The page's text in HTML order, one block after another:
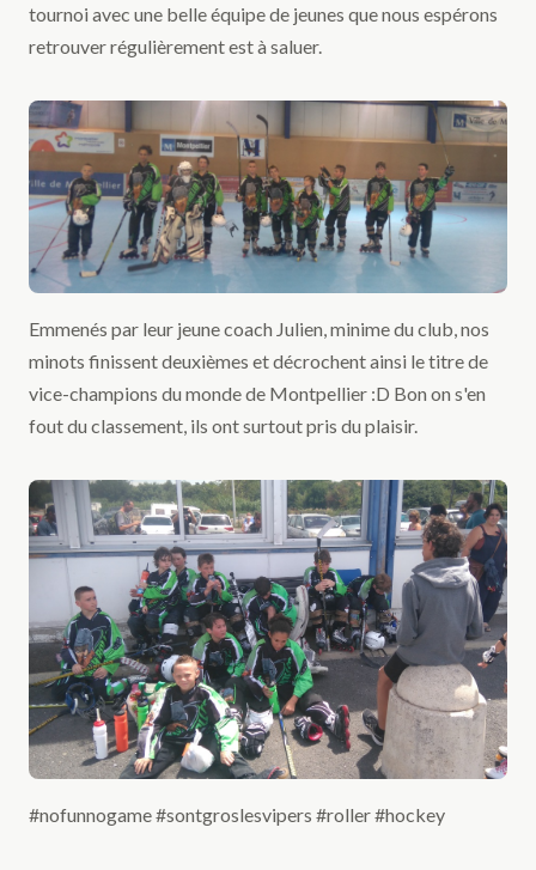
tournoi avec une belle équipe de jeunes que nous espérons
retrouver régulièrement est à saluer.
Emmenés par leur jeune coach Julien, minime du club, nos
minots finissent deuxièmes et décrochent ainsi le titre de
vice-champions du monde de Montpellier :D Bon on s'en
fout du classement, ils ont surtout pris du plaisir.
#nofunnogame #sontgroslesvipers #roller #hockey